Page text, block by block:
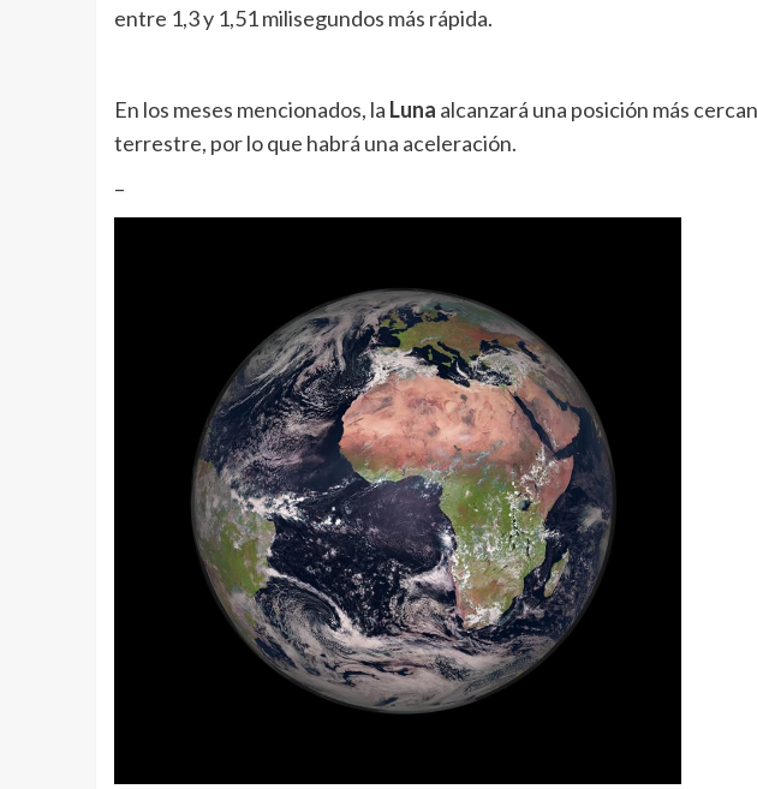
entre 1,3 y 1,51 milisegundos más rápida.
En los meses mencionados, la Luna alcanzará una posición más
terrestre, por lo que habrá una aceleración.
–